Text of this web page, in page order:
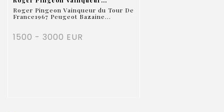
Roger Pingeon Vainqueur du Tour De
France1967 Peugeot Bazaine...
1500 - 3000 EUR